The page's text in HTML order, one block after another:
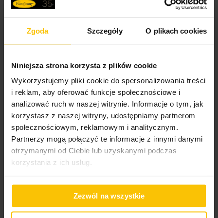
Zgoda Szczegóły O plikach cookies
Niniejsza strona korzysta z plików cookie
Wykorzystujemy pliki cookie do spersonalizowania treści
i reklam, aby oferować funkcje społecznościowe i
analizować ruch w naszej witrynie. Informacje o tym, jak
korzystasz z naszej witryny, udostępniamy partnerom
społecznościowym, reklamowym i analitycznym.
Partnerzy mogą połączyć te informacje z innymi danymi
otrzymanymi od Ciebie lub uzyskanymi podczas
korzystania z ich usług.
Zezwól na wszystkie
Promocja